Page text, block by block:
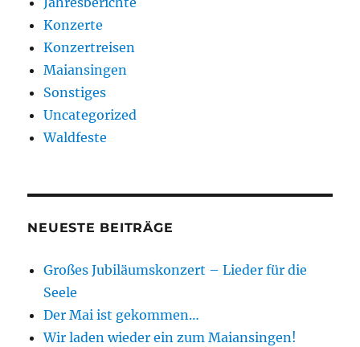
Konzerte
Konzertreisen
Maiansingen
Sonstiges
Uncategorized
Waldfeste
NEUESTE BEITRÄGE
Großes Jubiläumskonzert – Lieder für die
Seele
Der Mai ist gekommen…
Wir laden wieder ein zum Maiansingen!